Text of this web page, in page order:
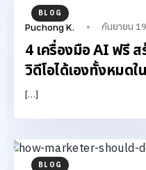
BLOG
Puchong K. กันยายน
4 เครื่องมือ AI ฟรี
วิดีโอได้เองทั้งหมดใ
[…]
BLOG